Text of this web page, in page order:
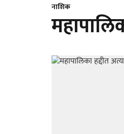
नाशिक